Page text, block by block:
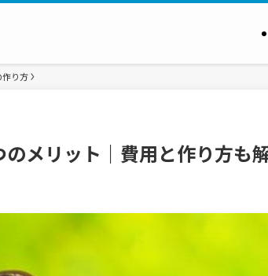
作り方
メリット｜費用と作り方も